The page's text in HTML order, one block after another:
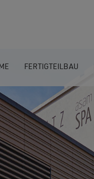
FERTIGTEILBAU